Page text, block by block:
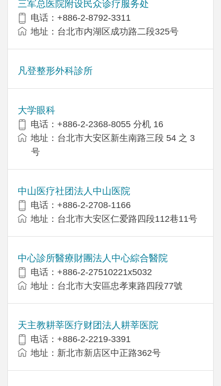
三军总医院附设民众诊疗服务处
电话：+886-2-8792-3311
地址：台北市内湖区成功路二段325号
凡登整形外科診所
大学眼科
电话：+886-2-2368-8055 分机 16
地址：台北市大安区新生南路三段 54 之 3
号
中山医疗社团法人中山医院
电话：+886-2-2708-1166
地址：台北市大安区仁爱路四段112巷11号
中心診所醫療財團法人中心綜合醫院
电话：+886-2-27510221x5032
地址：台北市大安區忠孝東路四段77號
天主教耕莘医疗财团法人耕莘医院
电话：+886-2-2219-3391
地址：新北市新店区中正路362号